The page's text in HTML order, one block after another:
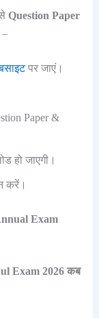
Question Paper
पर जाएं।
Paper &
हो जाएगी।
करें।
Exam
Exam 2026 कब